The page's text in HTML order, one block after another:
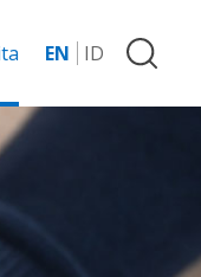
EN ID